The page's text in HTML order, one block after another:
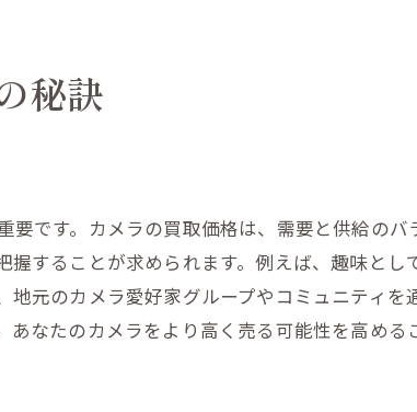
の売却戦略
のコツ
売却戦略
秘訣
です。カメラの買取価格は、需要と供給のバ
することが求められます。例えば、趣味とし
元のカメラ愛好家グループやコミュニティを
なたのカメラをより高く売る可能性を高める